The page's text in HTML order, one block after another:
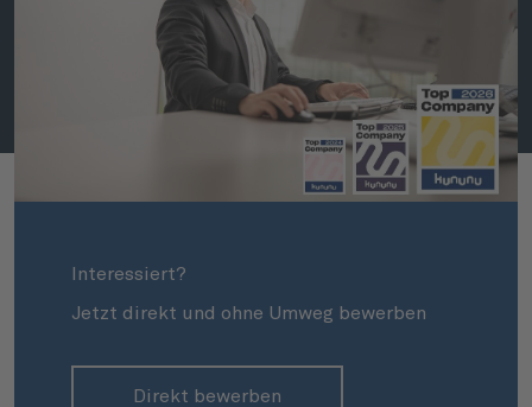
Interessiert?
Jetzt direkt und ohne Umweg bewerben
Direkt bewerben